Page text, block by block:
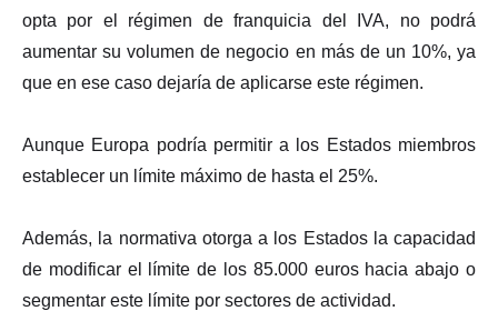
opta por el régimen de franquicia del IVA, no podrá
aumentar su volumen de negocio en más de un 10%, ya
que en ese caso dejaría de aplicarse este régimen.
Aunque Europa podría permitir a los Estados miembros
establecer un límite máximo de hasta el 25%.
Además, la normativa otorga a los Estados la capacidad
de modificar el límite de los 85.000 euros hacia abajo o
segmentar este límite por sectores de actividad.